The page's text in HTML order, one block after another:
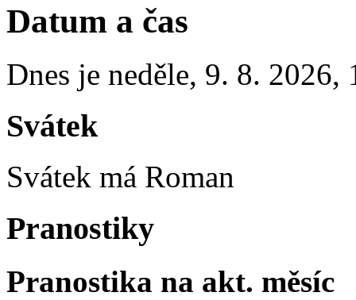
Datum a čas
Dnes je neděle, 9. 8. 2026,
Svátek
Svátek má Roman
Pranostiky
Pranostika na akt. měsíc